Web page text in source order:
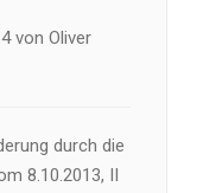
von Oliver
durch die
8.10.2013, II